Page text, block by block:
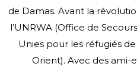
de Damas. Avant la
l’UNRWA (Office de
Unies pour les réfugiés
Orient). Avec des ami-